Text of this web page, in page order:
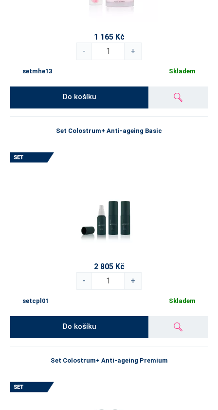
1 165 Kč
-
+
setmhe13 Skladem
Do košíku
Set Colostrum+ Anti-ageing Basic
2 805 Kč
-
+
setcpl01 Skladem
Do košíku
Set Colostrum+ Anti-ageing Premium